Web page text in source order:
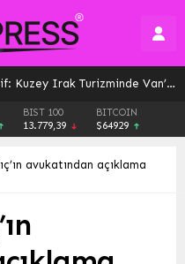
İran Pazarına Alternatif: Kuzey Irak Turizminde Van’a Yeni Fırsatlar
BIST 100
13.779,39
BITCOIN
$64929
avukatından açıklama